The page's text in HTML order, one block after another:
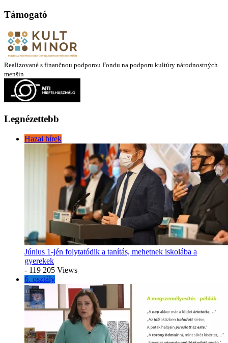
Támogató
Realizované s finančnou podporou Fondu na podporu kultúry národnostných
menšín
Legnézettebb
Hazai hírek
Június 1-jén folytatódik a tanítás, mehetnek iskolába a
gyerekek
- 119 205 Views
6. osztály